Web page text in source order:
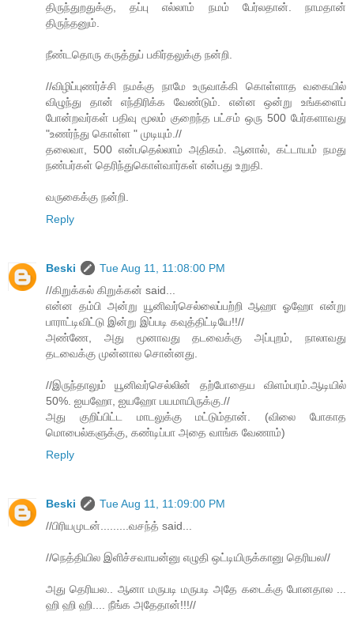
திருந்துறதுக்கு, தப்பு எல்லாம் நமம் பேர்லதான். நாமதான்
திருந்தனும்.
நீண்டதொரு கருத்துப் பகிர்தலுக்கு நன்றி.
//விழிப்புணர்ச்சி நமக்கு நாமே உருவாக்கி கொள்ளாத வகையில்
விழுந்து தான் எந்திரிக்க வேண்டும். என்ன ஒன்று உங்களைப்
போன்றவர்கள் பதிவு மூலம் குறைந்த பட்சம் ஒரு 500 பேர்களாவது
"உணர்ந்து கொள்ள " முடியும்.//
தலைவா, 500 என்பதெல்லாம் அதிகம். ஆனால், கட்டாயம் நமது
நண்பர்கள் தெரிந்துகொள்வார்கள் என்பது உறுதி.
வருகைக்கு நன்றி.
Reply
Beski
Tue Aug 11, 11:08:00 PM
//கிறுக்கல் கிறுக்கன் said...
என்ன தம்பி அன்று யூனிவர்செல்லைப்பற்றி ஆஹா ஓஹோ என்று
பாராட்டிவிட்டு இன்று இப்படி கவுத்திட்டியே!!//
அண்ணே, அது மூனாவது தடவைக்கு அப்புறம், நாலாவது
தடவைக்கு முன்னால சொன்னது.
//இருந்தாலும் யூனிவர்செல்லின் தற்போதைய விளம்பரம்.ஆடியில்
50%. ஐயஹோ, ஐயஹோ பயமாயிருக்கு.//
அது குறிப்பிட்ட மாடலுக்கு மட்டும்தான். (விலை போகாத
மொபைல்களுக்கு, கண்டிப்பா அதை வாங்க வேணாம்)
Reply
Beski
Tue Aug 11, 11:09:00 PM
//பிரியமுடன்.........வசந்த் said...
//நெத்தியில இளிச்சவாயன்னு எழுதி ஒட்டியிருக்கானு தெரியல//
அது தெரியல.. ஆனா மருபடி மருபடி அதே கடைக்கு போனதால ...
ஹி ஹி ஹி.... நீங்க அதேதான்!!!//